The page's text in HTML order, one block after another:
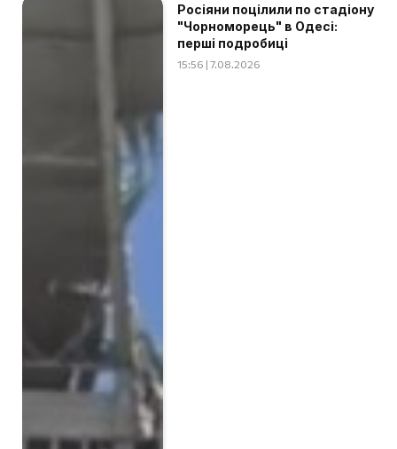
Росіяни поцілили по стадіону
"Чорноморець" в Одесі:
перші подробиці
15:56 | 7.08.2026